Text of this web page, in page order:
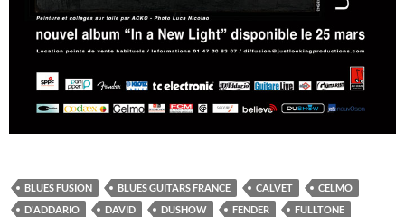
BLUES FUSION BLUES GUITARS FRANCE CALVET
CELMO
D'ADDARIO
DAVID DUSHOW FENDER
FULLTONE